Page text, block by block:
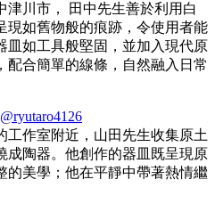
津川市， 田中先生善於利用白
現如舊物般的痕跡，令使用者能
皿如工具般堅固，並加入現代原
配合簡單的線條，自然融入日常
@ryutaro4126
工作室附近，山田先生收集原土
成陶器。他創作的器皿既呈現原
的美學；他在平靜中帶著熱情繼